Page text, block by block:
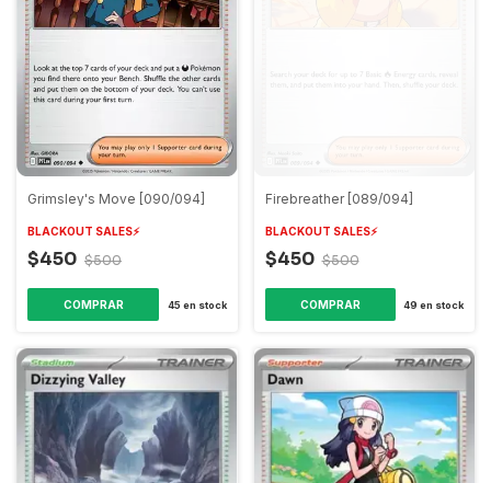
Grimsley's Move [090/094]
BLACKOUT SALES⚡️
$450 $500
COMPRAR 45 en stock
Firebreather [089/094]
BLACKOUT SALES⚡️
$450 $500
COMPRAR 49 en stock